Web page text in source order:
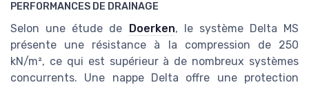
PERFORMANCES DE DRAINAGE
Selon une étude de Doerken, le système Delta MS
présente une résistance à la compression de 250
kN/m², ce qui est supérieur à de nombreux systèmes
concurrents. Une nappe Delta offre une protection